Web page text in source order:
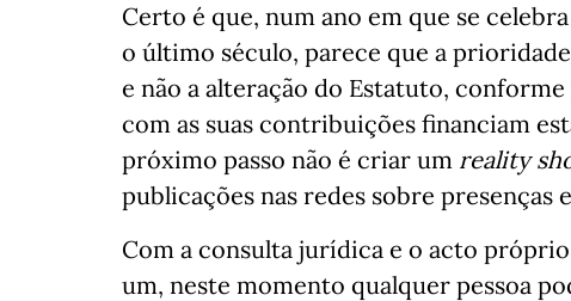
Certo é que, num ano em que se
o último século, parece que a
e não a alteração do Estatuto,
com as suas contribuições financiam
próximo passo não é criar um reality
publicações nas redes sobre presenças
Com a consulta jurídica e o acto
um, neste momento qualquer pessoa